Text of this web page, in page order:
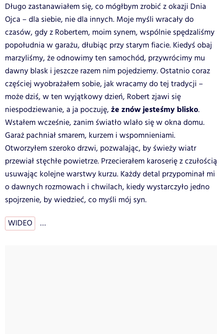
Długo zastanawiałem się, co mógłbym zrobić z okazji Dnia
Ojca – dla siebie, nie dla innych. Moje myśli wracały do
czasów, gdy z Robertem, moim synem, wspólnie spędzaliśmy
popołudnia w garażu, dłubiąc przy starym fiacie. Kiedyś obaj
marzyliśmy, że odnowimy ten samochód, przywrócimy mu
dawny blask i jeszcze razem nim pojedziemy. Ostatnio coraz
częściej wyobrażałem sobie, jak wracamy do tej tradycji –
może dziś, w ten wyjątkowy dzień, Robert zjawi się
niespodziewanie, a ja poczuję, że znów jesteśmy blisko.
Wstałem wcześnie, zanim światło wlało się w okna domu.
Garaż pachniał smarem, kurzem i wspomnieniami.
Otworzyłem szeroko drzwi, pozwalając, by świeży wiatr
przewiał stęchłe powietrze. Przecierałem karoserię z czułością
usuwając kolejne warstwy kurzu. Każdy detal przypominał mi
o dawnych rozmowach i chwilach, kiedy wystarczyło jedno
spojrzenie, by wiedzieć, co myśli mój syn.
WIDEO …